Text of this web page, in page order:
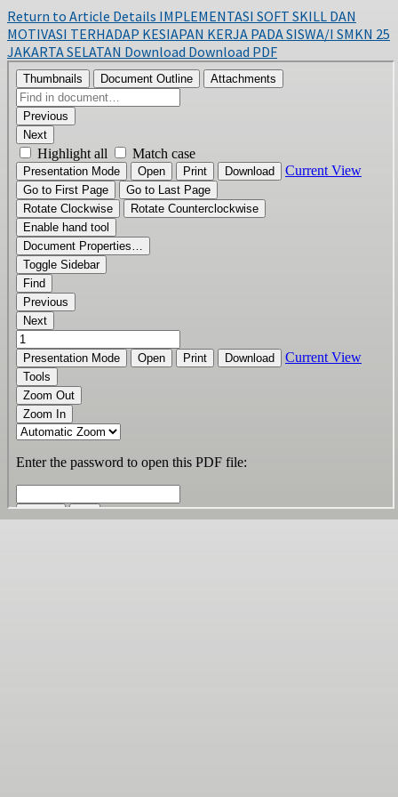
Return to Article Details IMPLEMENTASI SOFT SKILL DAN
MOTIVASI TERHADAP KESIAPAN KERJA PADA SISWA/I SMKN 25
JAKARTA SELATAN Download Download PDF